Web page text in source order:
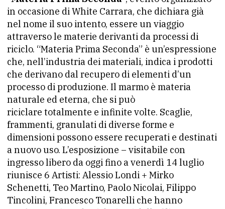
in occasione di White Carrara, che dichiara già
nel nome il suo intento, essere un viaggio
attraverso le materie derivanti da processi di
riciclo. “Materia Prima Seconda” è un’espressione
che, nell’industria dei materiali, indica i prodotti
che derivano dal recupero di elementi d’un
processo di produzione. Il marmo è materia
naturale ed eterna, che si può
riciclare totalmente e infinite volte. Scaglie,
frammenti, granulati di diverse forme e
dimensioni possono essere recuperati e destinati
a nuovo uso. L’esposizione – visitabile con
ingresso libero da oggi fino a venerdì 14 luglio
riunisce 6 Artisti: Alessio Londi + Mirko
Schenetti, Teo Martino, Paolo Nicolai, Filippo
Tincolini, Francesco Tonarelli che hanno